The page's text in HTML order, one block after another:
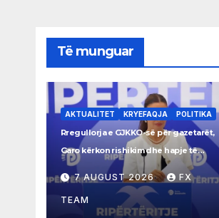
Të munguar
AKTUALITET KRYEFAQJA POLITIKA
Rregullorja e GJKKO-së për gazetarët,
Garo kërkon rishikim dhe hapje të
procesit
7 AUGUST 2026 FX
TEAM